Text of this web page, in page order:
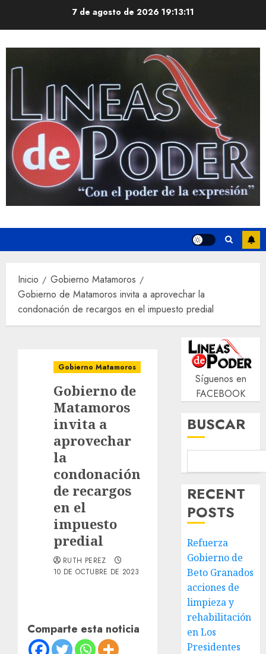
7 de agosto de 2026 19:13:11
Inicio
Gobierno Matamoros
Gobierno de Matamoros invita a aprovechar la
condonación de recargos en el impuesto predial
Gobierno Matamoros
Gobierno de
Matamoros
invita a
aprovechar
la
condonación
de recargos
en el
impuesto
predial
RUTH PEREZ
10 DE OCTUBRE DE 2023
Comparte esta noticia
Síguenos en
FACEBOOK
BUSCAR
RECENT
POSTS
Refuerza
Gobierno de
Beto Granados
acciones de
limpieza y
rehabilitación
en Los
Presidentes